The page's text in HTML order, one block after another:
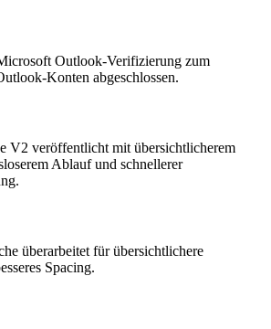
Outlook-Verifizierung zum
Konten abgeschlossen.
V2 veröffentlicht mit übersichtlicherem
Ablauf und schnellerer
überarbeitet für übersichtlichere
Spacing.